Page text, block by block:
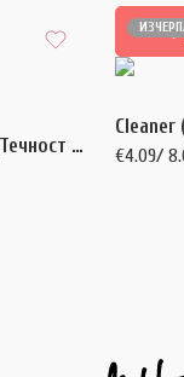
Cleaner Wipe Off (Течност за почистване на лепкав слой) – 50 мл. €4.09/